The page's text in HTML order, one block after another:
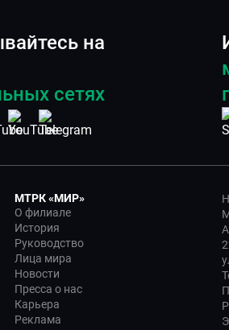
на
сетях
МТРК «МИР»
О филиале
История
Руководство
Лица мира
Новости
Пресса о нас
Карьера
Реклама